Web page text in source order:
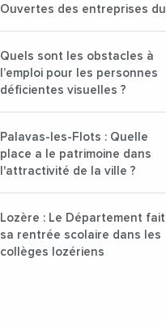
Ouvertes des entreprises du
Quels sont les obstacles à
l’emploi pour les personnes
déficientes visuelles ?
Palavas-les-Flots : Quelle
place a le patrimoine dans
l'attractivité de la ville ?
Lozère : Le Département fait
sa rentrée scolaire dans les
collèges lozériens